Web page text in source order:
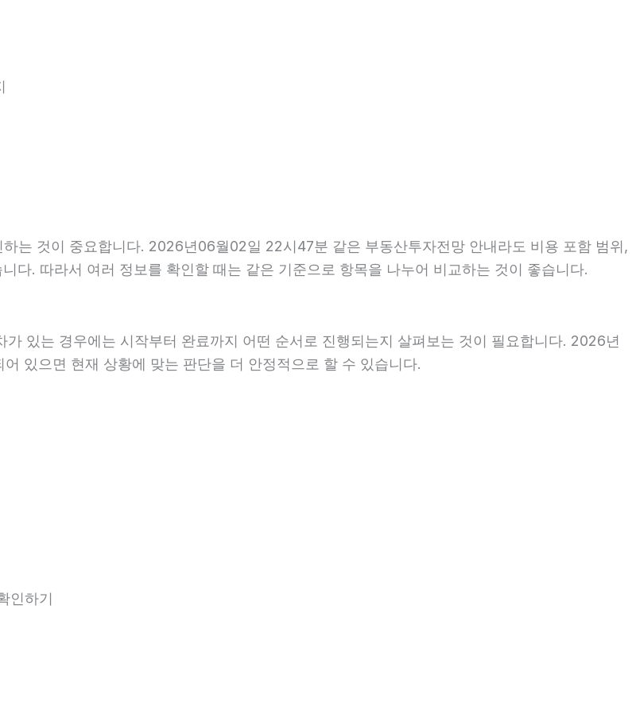
는 것이 중요합니다. 2026년06월02일 22시47분 같은 부동산투자전망 안내라도 비용 포함 범위,
다. 따라서 여러 정보를 확인할 때는 같은 기준으로 항목을 나누어 비교하는 것이 좋습니다.
있는 경우에는 시작부터 완료까지 어떤 순서로 진행되는지 살펴보는 것이 필요합니다. 2026년
있으면 현재 상황에 맞는 판단을 더 안정적으로 할 수 있습니다.
인하기